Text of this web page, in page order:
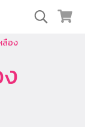
ลือง